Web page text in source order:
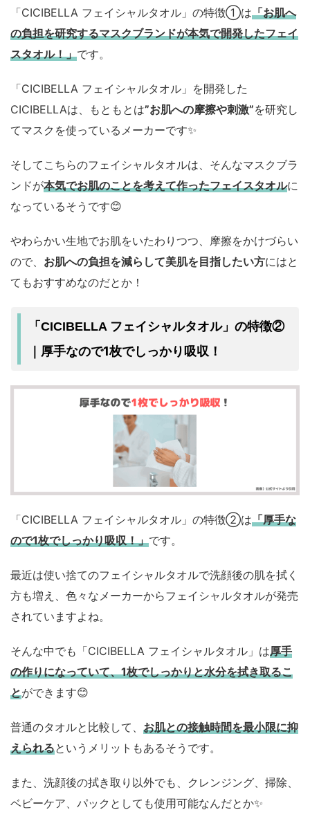
「CICIBELLA フェイシャルタオル」の特徴①は「お肌へ
の負担を研究するマスクブランドが本気で開発したフェイ
スタオル！」です。
「CICIBELLA フェイシャルタオル」を開発した
CICIBELLAは、もともとは”お肌への摩擦や刺激”を研究し
てマスクを使っているメーカーです✨
そしてこちらのフェイシャルタオルは、そんなマスクブラ
ンドが本気でお肌のことを考えて作ったフェイスタオルに
なっているそうです😊
やわらかい生地でお肌をいたわりつつ、摩擦をかけづらい
ので、 お肌への負担を減らして美肌を目指したい方にはと
てもおすすめなのだとか！
「CICIBELLA フェイシャルタオル」の特徴②
｜厚手なので1枚でしっかり吸収 ！
「CICIBELLA フェイシャルタオル」の特徴②は「厚手な
ので1枚でしっかり吸収！」です。
最近は使い捨てのフェイシャルタオルで洗顔後の肌を拭く
方も増え、色々なメーカーからフェイシャルタオルが発売
されていますよね。
そんな中でも「CICIBELLA フェイシャルタオル」は厚手
の作りになっていて、1枚でしっかりと水分を拭き取るこ
とができます😊
普通のタオルと比較して、 お肌との接触時間を最小限に抑
えられるというメリットもあるそうです。
また、洗顔後の拭き取り以外でも、クレンジング、掃除、
ベビーケア、パックとしても使用可能なんだとか✨